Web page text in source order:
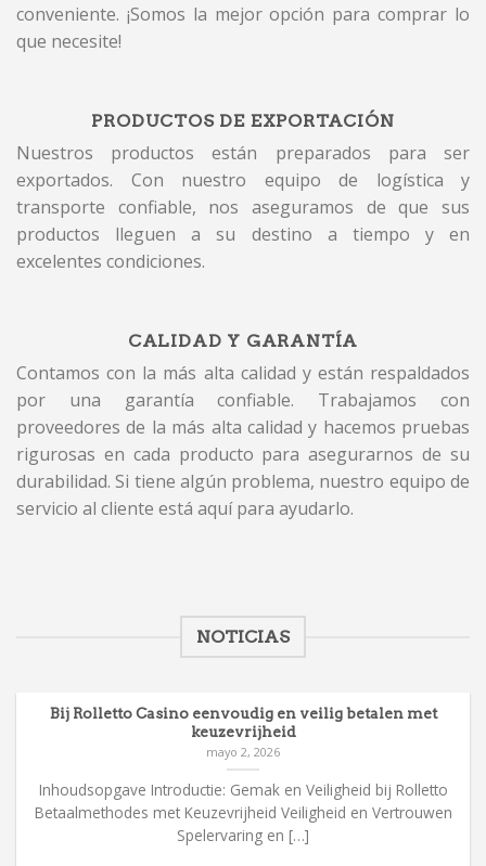
conveniente. ¡Somos la mejor opción para comprar lo
que necesite!
PRODUCTOS DE EXPORTACIÓN
Nuestros productos están preparados para ser
exportados. Con nuestro equipo de logística y
transporte confiable, nos aseguramos de que sus
productos lleguen a su destino a tiempo y en
excelentes condiciones.
CALIDAD Y GARANTÍA
Contamos con la más alta calidad y están respaldados
por una garantía confiable. Trabajamos con
proveedores de la más alta calidad y hacemos pruebas
rigurosas en cada producto para asegurarnos de su
durabilidad. Si tiene algún problema, nuestro equipo de
servicio al cliente está aquí para ayudarlo.
NOTICIAS
Bij Rolletto Casino eenvoudig en veilig betalen met
keuzevrijheid
mayo 2, 2026
Inhoudsopgave Introductie: Gemak en Veiligheid bij Rolletto
Betaalmethodes met Keuzevrijheid Veiligheid en Vertrouwen
Spelervaring en […]